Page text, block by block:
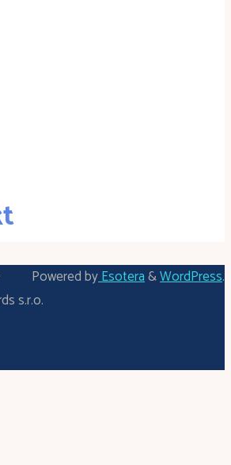
Powered byEsotera&WordPress.
s.r.o.